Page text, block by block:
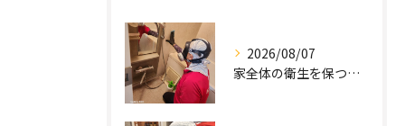
2026/08/07
家全体の衛生を保つ鍵。